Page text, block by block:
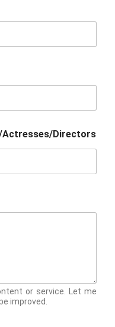
Actresses/Directors
or service. Let me
improved.